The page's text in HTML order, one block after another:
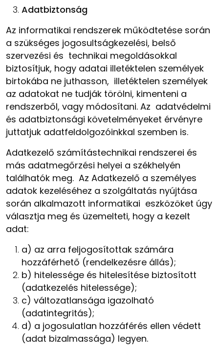
Adatbiztonság
Az informatikai rendszerek működtetése során
a szükséges jogosultságkezelési, belső
szervezési és technikai megoldásokkal
biztosítjuk, hogy adatai illetéktelen személyek
birtokába ne juthasson, illetéktelen személyek
az adatokat ne tudják törölni, kimenteni a
rendszerből, vagy módosítani. Az adatvédelmi
és adatbiztonsági követelményeket érvényre
juttatjuk adatfeldolgozóinkkal szemben is.
Adatkezelő számítástechnikai rendszerei és
más adatmegőrzési helyei a székhelyén
találhatók meg. Az Adatkezelő a személyes
adatok kezeléséhez a szolgáltatás nyújtása
során alkalmazott informatikai eszközöket úgy
választja meg és üzemelteti, hogy a kezelt
adat:
a) az arra feljogosítottak számára
hozzáférhető (rendelkezésre állás);
b) hitelessége és hitelesítése biztosított
(adatkezelés hitelessége);
c) változatlansága igazolható
(adatintegritás);
d) a jogosulatlan hozzáférés ellen védett
(adat bizalmassága) legyen.